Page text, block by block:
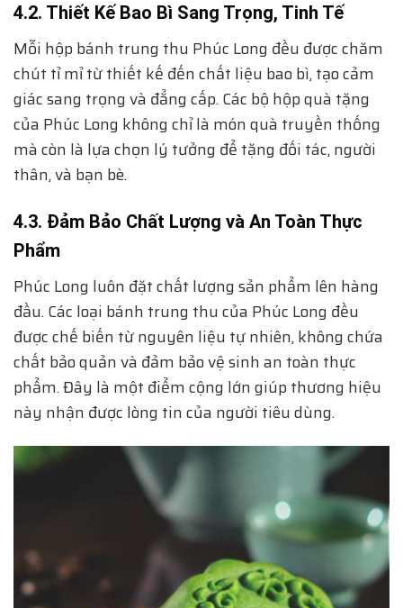
4.2. Thiết Kế Bao Bì Sang Trọng, Tinh Tế
Mỗi hộp bánh trung thu Phúc Long đều được chăm
chút tỉ mỉ từ thiết kế đến chất liệu bao bì, tạo cảm
giác sang trọng và đẳng cấp. Các bộ hộp quà tặng
của Phúc Long không chỉ là món quà truyền thống
mà còn là lựa chọn lý tưởng để tặng đối tác, người
thân, và bạn bè.
4.3. Đảm Bảo Chất Lượng và An Toàn Thực
Phẩm
Phúc Long luôn đặt chất lượng sản phẩm lên hàng
đầu. Các loại bánh trung thu của Phúc Long đều
được chế biến từ nguyên liệu tự nhiên, không chứa
chất bảo quản và đảm bảo vệ sinh an toàn thực
phẩm. Đây là một điểm cộng lớn giúp thương hiệu
này nhận được lòng tin của người tiêu dùng.